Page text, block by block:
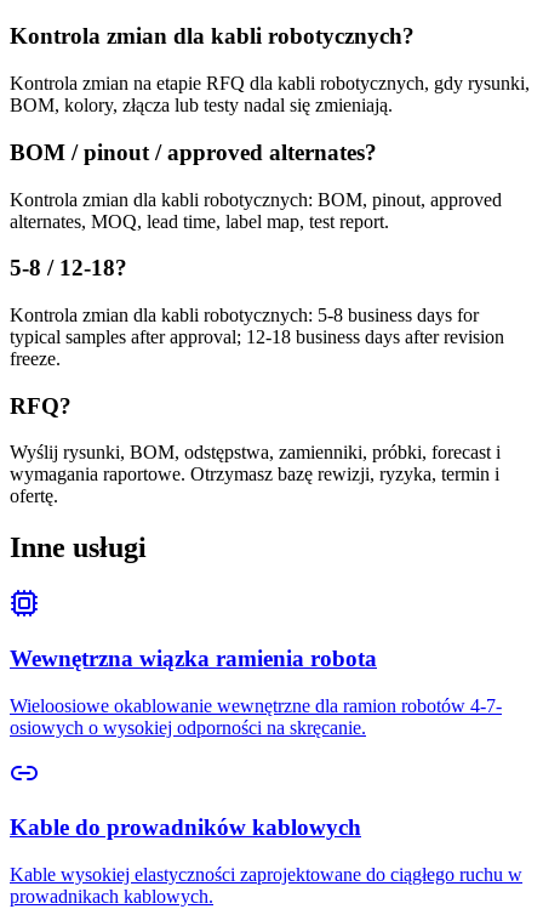
Kontrola zmian dla kabli robotycznych?
Kontrola zmian na etapie RFQ dla kabli robotycznych, gdy rysunki,
BOM, kolory, złącza lub testy nadal się zmieniają.
BOM / pinout / approved alternates?
Kontrola zmian dla kabli robotycznych: BOM, pinout, approved
alternates, MOQ, lead time, label map, test report.
5-8 / 12-18?
Kontrola zmian dla kabli robotycznych: 5-8 business days for
typical samples after approval; 12-18 business days after revision
freeze.
RFQ?
Wyślij rysunki, BOM, odstępstwa, zamienniki, próbki, forecast i
wymagania raportowe. Otrzymasz bazę rewizji, ryzyka, termin i
ofertę.
Inne usługi
Wewnętrzna wiązka ramienia robota
Wieloosiowe okablowanie wewnętrzne dla ramion robotów 4-7-
osiowych o wysokiej odporności na skręcanie.
Kable do prowadników kablowych
Kable wysokiej elastyczności zaprojektowane do ciągłego ruchu w
prowadnikach kablowych.